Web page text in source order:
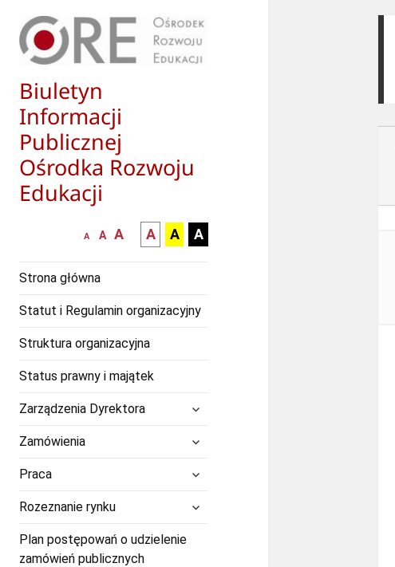
Biuletyn
Informacji
Publicznej
Ośrodka Rozwoju
Edukacji
mniejsza
A
normalna
A
większa-
czcionka
A
kontrast
czarny
białym
A
kontrast
czarny
zółtym
A
kontrast
żółty
A
Strona główna
Statut i Regulamin organizacyjny
Struktura organizacyjna
Status prawny i majątek
Zarządzenia Dyrektora
rozwiń
menu
Zamówienia
Praca
Rozeznanie rynkurozwiń
menu
potomne
Plan postępowań o udzielenie
zamówień publicznych